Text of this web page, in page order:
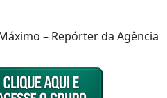
– Repórter da Agência